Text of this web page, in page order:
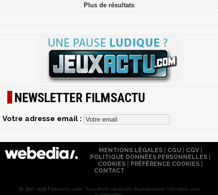
NEWSLETTER FILMSACTU
Votre adresse email :
MENTIONS LÉGALES| CGU| CGV|
POLITIQUE DONNÉES PERSONNELLES
COOKIES
PRÉFÉRENCE COOKIES
CONTACT
© 2007-2026 Filmsactu .com. Tous droits réservés. Reproduction interdite sans